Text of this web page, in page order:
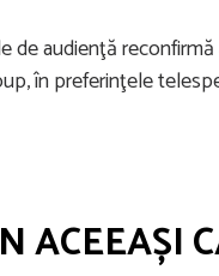
de audienţă
în preferinţele
ACEEAȘI